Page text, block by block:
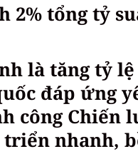
2% tổng tỷ
là tăng tỷ
đáp ứng
công Chiến
triển nhanh,